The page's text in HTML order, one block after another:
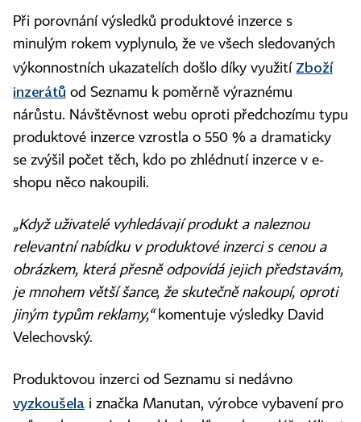
Při porovnání výsledků produktové inzerce s
minulým rokem vyplynulo, že ve všech sledovaných
výkonnostních ukazatelích došlo díky využití Zboží
inzerátů od Seznamu k poměrně výraznému
nárůstu. Návštěvnost webu oproti předchozímu typu
produktové inzerce vzrostla o 550 % a dramaticky
se zvýšil počet těch, kdo po zhlédnutí inzerce v e-
shopu něco nakoupili.
„Když uživatelé vyhledávají produkt a naleznou
relevantní nabídku v produktové inzerci s cenou a
obrázkem, která přesně odpovídá jejich představám,
je mnohem větší šance, že skutečně nakoupí, oproti
jiným typům reklamy,“komentuje výsledky David
Velechovský.
Produktovou inzerci od Seznamu si nedávno
vyzkoušela i značka Manutan, výrobce vybavení pro